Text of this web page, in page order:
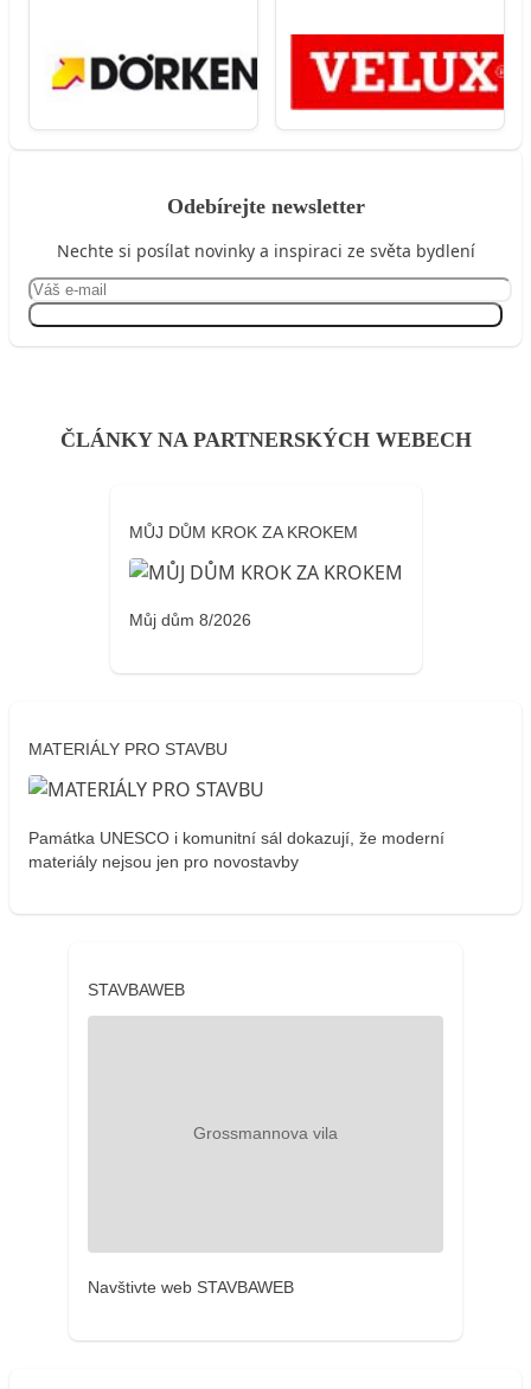
Odebírejte newsletter
Nechte si posílat novinky a inspiraci ze světa bydlení
ČLÁNKY NA PARTNERSKÝCH WEBECH
MŮJ DŮM KROK ZA KROKEM
Můj dům 8/2026
MATERIÁLY PRO STAVBU
Památka UNESCO i komunitní sál dokazují, že moderní
materiály nejsou jen pro novostavby
STAVBAWEB
Navštivte web STAVBAWEB